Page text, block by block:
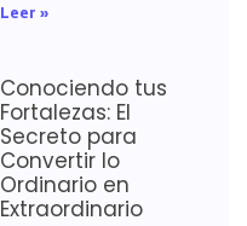
Leer »
Conociendo tus
Fortalezas: El
Secreto para
Convertir lo
Ordinario en
Extraordinario